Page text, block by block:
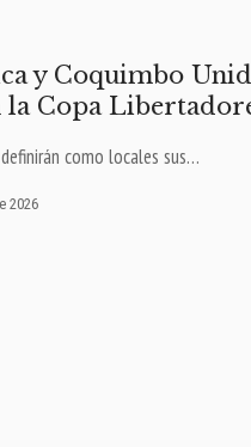
y Coquimbo
la Copa
como locales sus…
2026